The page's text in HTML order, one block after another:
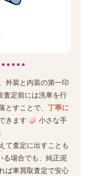
外装と内装の第一印
査定前には洗車を行
すことで、 丁寧に
きます
小さな手
て査定に出すことも
る場合でも、純正泥
ば車買取査定で安心